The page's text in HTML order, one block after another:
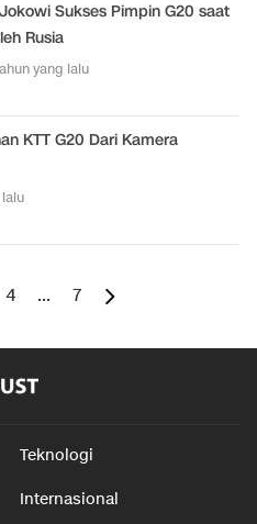
Sukses Pimpin G20 saat
Rusia
yang lalu
KTT G20 Dari Kamera
lalu
4 ... 7
Teknologi
Internasional